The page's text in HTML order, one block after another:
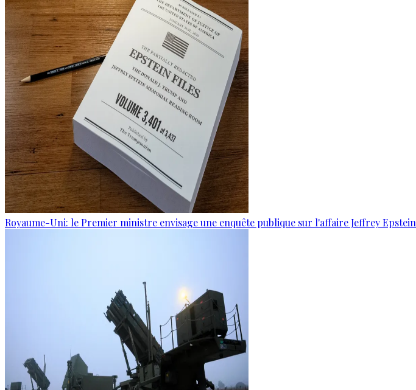
Royaume-Uni: le Premier ministre envisage une enquête publique sur l'affaire Jeffrey Epstein